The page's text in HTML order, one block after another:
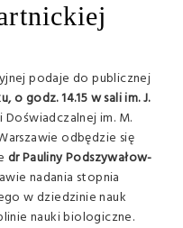
podaje do publicznej
o godz. 14.15 w sali im. J.
im. M.
odbędzie się
dr Pauliny Podszywałow-
nadania stopnia
w dziedzinie nauk
nauki biologiczne.